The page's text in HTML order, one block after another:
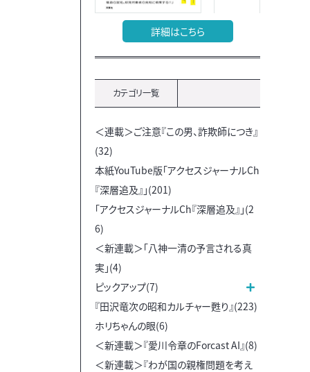
詳細はこちら
カテゴリ一覧
＜連載＞ご注意『この男、詐欺師につき』
(32)
本紙YouTube版「アクセスジャーナルCh
『深層追及』」(201)
「アクセスジャーナルCh『深層追及』」(2
6)
＜新連載＞「八神一清の予言される真
実」(4)
ピックアップ(7)
『田沢竜次の昭和カルチャー甦り』(223)
ホリちゃんの眼(6)
＜新連載＞『愛川令章のForcast AI』(8)
＜新連載＞『わが国の親権問題を考え